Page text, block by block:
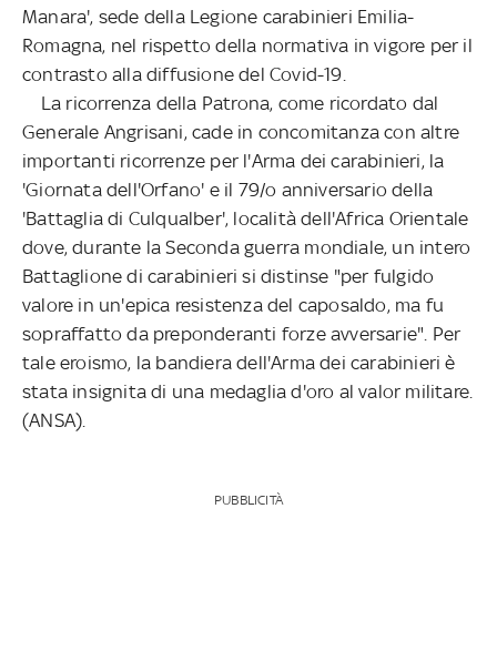
Manara', sede della Legione carabinieri Emilia-
Romagna, nel rispetto della normativa in vigore per il
contrasto alla diffusione del Covid-19.
La ricorrenza della Patrona, come ricordato dal
Generale Angrisani, cade in concomitanza con altre
importanti ricorrenze per l'Arma dei carabinieri, la
'Giornata dell'Orfano' e il 79/o anniversario della
'Battaglia di Culqualber', località dell'Africa Orientale
dove, durante la Seconda guerra mondiale, un intero
Battaglione di carabinieri si distinse "per fulgido
valore in un'epica resistenza del caposaldo, ma fu
sopraffatto da preponderanti forze avversarie". Per
tale eroismo, la bandiera dell'Arma dei carabinieri è
stata insignita di una medaglia d'oro al valor militare.
(ANSA).
PUBBLICITÀ